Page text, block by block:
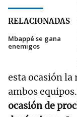
RELACIONADAS
Mbappé se gana
enemigos
esta ocasión
ambos equipos.
ocasión de